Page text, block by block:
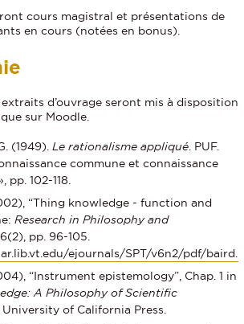
cours magistral et présentations de
en cours (notées en bonus).
d’ouvrage seront mis à disposition
sur Moodle.
(1949). Le rationalisme appliqué. PUF.
commune et connaissance
pp. 102-118.
“Thing knowledge - function and
Research in Philosophy and
pp. 96-105.
ejournals/SPT/v6n2/pdf/
“Instrument epistemology”, Chap. 1 in
A Philosophy of Scientific
University of California Press.